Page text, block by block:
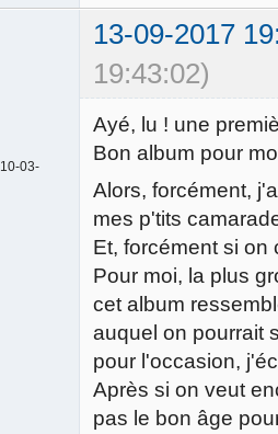
13-09-2017
19:43:02)
10-03-
Ayé, lu ! une
Bon album pour
Alors, forcément,
mes p'tits
Et, forcément si on
Pour moi, la plus
cet album
auquel on pourrait
pour l'occasion,
Après si on veut
pas le bon âge